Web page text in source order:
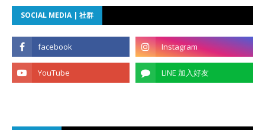
SOCIAL MEDIA | 社群